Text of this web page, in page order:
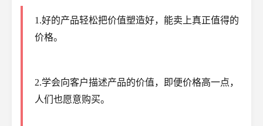
1.好的产品轻松把价值塑造好，能卖上真正值得的
价格。
2.学会向客户描述产品的价值，即便价格高一点，
人们也愿意购买。